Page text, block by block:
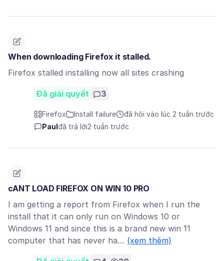
When downloading Firefox it stalled.
Firefox stalled installing now all sites crashing
Đã giải quyết 3
Firefox Install failure
đã hỏi vào lúc 2 tuần trước
Paul đã trả lời2 tuần trước
cANT LOAD FIREFOX ON WIN 10 PRO
I am getting a report from Firefox when I run the
install that it can only run on Windows 10 or
Windows 11 and since this is a brand new win 11
computer that has never ha… (xem thêm)